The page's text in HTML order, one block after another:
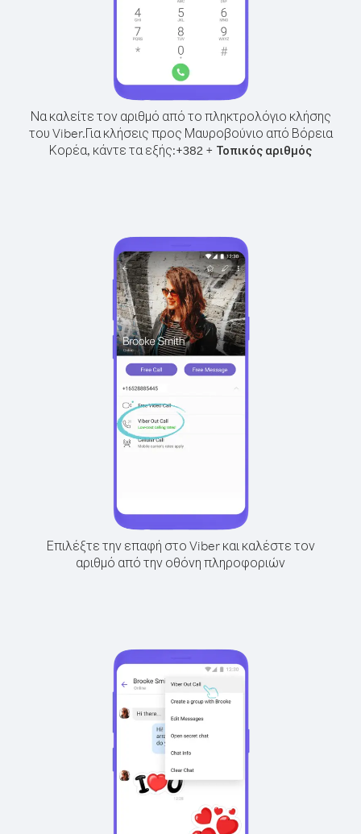
Να καλείτε τον αριθμό από το πληκτρολόγιο κλήσης
του Viber.Για κλήσεις προς Μαυροβούνιο από Βόρεια
Κορέα, κάντε τα εξής:+382 + Τοπικός αριθμός
Επιλέξτε την επαφή στο Viber και καλέστε τον
αριθμό από την οθόνη πληροφοριών